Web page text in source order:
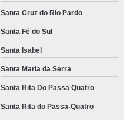
Santa Cruz do Rio Pardo
Santa Fé do Sul
Santa Isabel
Santa Maria da Serra
Santa Rita Do Passa Quatro
Santa Rita do Passa-Quatro